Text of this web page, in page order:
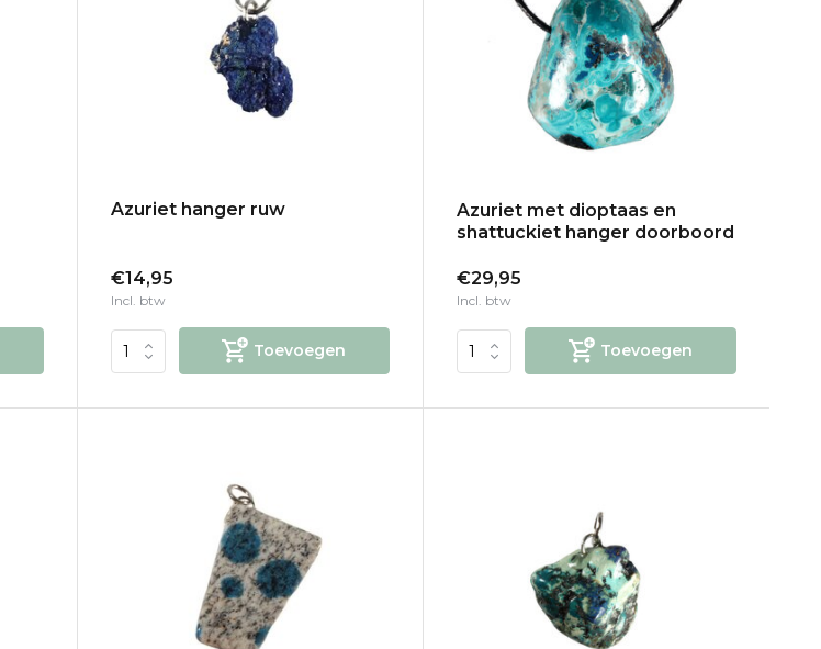
Azuriet hanger ruw
€14,95
Incl. btw
Toevoegen
Azuriet met dioptaas en
shattuckiet hanger doorboord
€29,95
Incl. btw
Toevoegen